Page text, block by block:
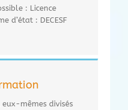
: Licence
d’état : DECESF
eux-mêmes divisés